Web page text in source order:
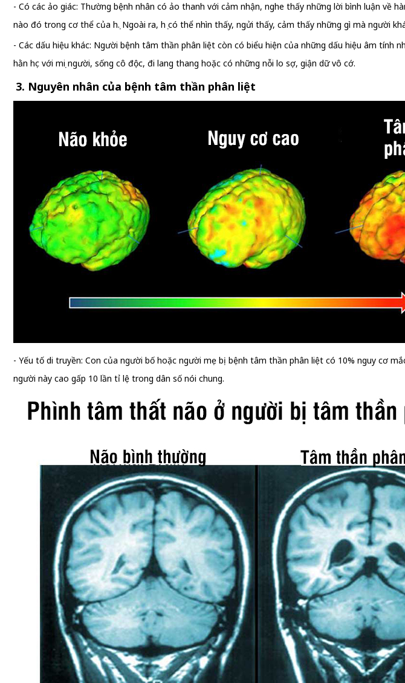
- Có các ảo giác: Thường bệnh nhân có ảo thanh với cảm nhận, nghe thấy những lời bình luận
nào đó trong cơ thể của họ. Ngoài ra, họ có thể nhìn thấy, ngửi thấy, cảm thấy những gì mà người
- Các dấu hiệu khác: Người bệnh tâm thần phân liệt còn có biểu hiện của những dấu hiệu âm tính
hằn học với mọi người, sống cô độc, đi lang thang hoặc có những nỗi lo sợ, giận dữ vô cớ.
3. Nguyên nhân của bệnh tâm thần phân liệt
- Yếu tố di truyền: Con của người bố hoặc người mẹ bị bệnh tâm thần phân liệt có 10% nguy cơ
người này cao gấp 10 lần tỉ lệ trong dân số nói chung.